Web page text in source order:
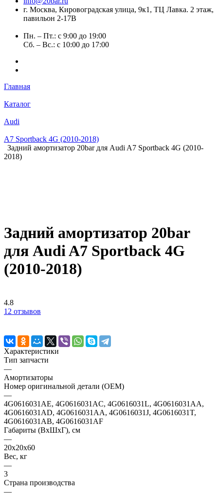
г. Москва, Кировоградская улица, 9к1, ТЦ Лавка. 2 этаж,
павильон 2-17В
Пн. – Пт.: с 9:00 до 19:00
Сб. – Вс.: с 10:00 до 17:00
Главная
Каталог
Audi
A7 Sportback 4G (2010-2018)
Задний амортизатор 20bar для Audi A7 Sportback 4G (2010-
2018)
Задний амортизатор 20bar
для Audi A7 Sportback 4G
(2010-2018)
4.8
12 отзывов
Характеристики
Тип запчасти
—
Амортизаторы
Номер оригинальной детали (OEM)
—
4G0616031AE, 4G0616031AC, 4G0616031L, 4G0616031AA,
4G0616031AD, 4G0616031AA, 4G0616031J, 4G0616031T,
4G0616031AB, 4G0616031AF
Габариты (ВхШхГ), см
—
20х20х60
Вес, кг
—
3
Страна производства
—